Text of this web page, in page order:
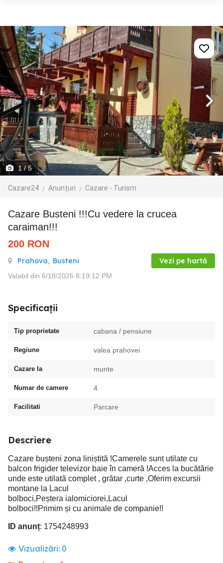
1/ 5
Cazare24 Anunțuri Cazare - Turism
Cazare Busteni !!!Cu vedere la crucea
caraiman!!!
200 RON
Prahova, Busteni Vezi pe hartă
Valabil din 6/18/2026 8:19:12 PM
Specificații
Tip proprietate cabana / pensiune
Regiune valea prahovei
Cazare la munte
Numar de camere 4
Facilitati Parcare
Descriere
Cazare bușteni zona liniștită !Camerele sunt utilate cu
balcon frigider televizor baie în cameră !Acces la bucătărie
unde este utilată complet , grătar ,curte ,Oferim excursii
montane la Lacul
bolboci,Peștera ialomiciorei,Lacul
bolboci!!Primim și cu animale de companie!!
ID anunț: 1754248993
Vizualizări: 0